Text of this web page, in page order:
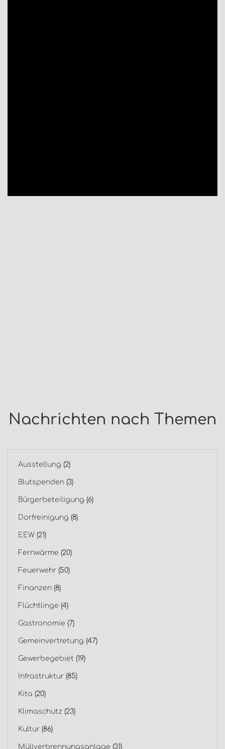
Nachrichten nach Themen
Ausstellung (2)
Blutspenden (3)
Bürgerbeteiligung (6)
Dorfreinigung (8)
EEW (21)
Fernwärme (20)
Feuerwehr (50)
Finanzen (8)
Flüchtlinge (4)
Gastronomie (7)
Gemeinvertretung (47)
Gewerbegebiet (19)
Infrastruktur (85)
Kita (20)
Klimaschutz (23)
Kultur (86)
Müllverbrennungsanlage (31)